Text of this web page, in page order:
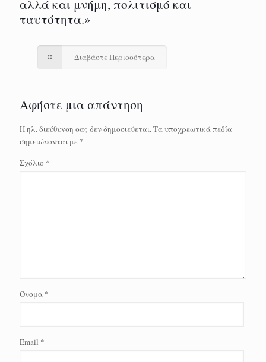
αλλά και μνήμη, πολιτισμό και
ταυτότητα.»
Διαβάστε Περισσότερα
Αφήστε μια απάντηση
Η ηλ. διεύθυνση σας δεν δημοσιεύεται.Τα υποχρεωτικά πεδία
σημειώνονται με *
Σχόλιο *
Όνομα *
Email *